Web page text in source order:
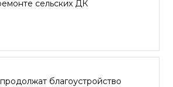
сельских ДК
благоустройство